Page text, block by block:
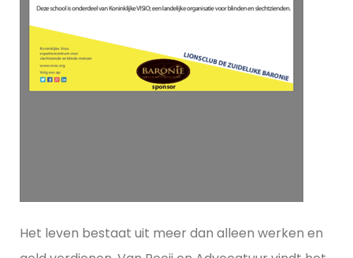
Het leven bestaat uit meer dan alleen werken en